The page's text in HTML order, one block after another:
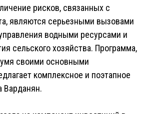
рисков, связанных с
являются серьезными вызовами
водными ресурсами и
сельского хозяйства. Программа,
своими основными
комплексное и поэтапное
Варданян.